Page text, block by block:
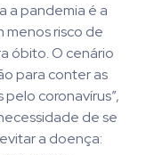
a pandemia é a
menos risco de
óbito. O cenário
para conter as
coronavírus”,
de se
a doença: